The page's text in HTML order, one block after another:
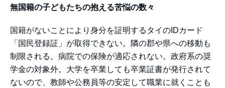
無国籍の子どもたちの抱える苦悩の数々
国籍がないことにより身分を証明するタイのIDカード
「国民登録証」が取得できない。隣の郡や県への移動も
制限される。病院での保険が適応されない。政府系の奨
学金の対象外。大学を卒業しても卒業証書が発行されて
ないので、教師や公務員等の安定して職業に就くことも